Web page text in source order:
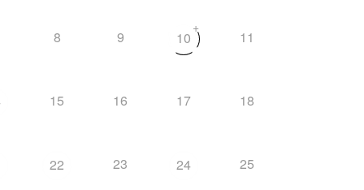
8 9 10
+
11
15 16 17 18
22 23 24 25